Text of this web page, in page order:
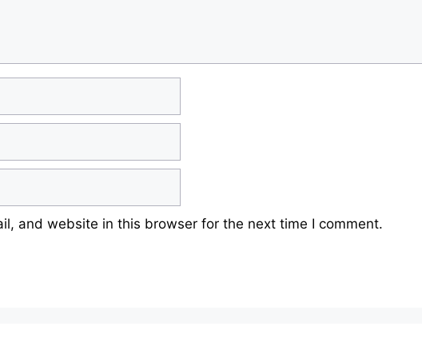
and website in this browser for the next time I comment.